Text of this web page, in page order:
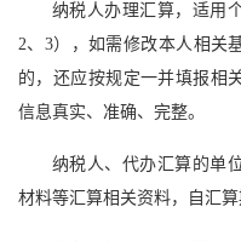
纳税人办理汇算，适用
2、3），如需修改本人相关
的，还应按规定一并填报相
信息真实、准确、完整。
纳税人、代办汇算的单
材料等汇算相关资料，自汇算